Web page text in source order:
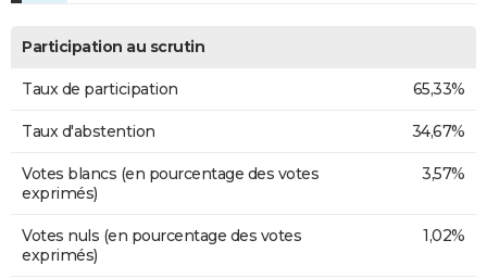
Participation au scrutin
Taux de participation 65,33%
Taux d'abstention 34,67%
Votes blancs (en pourcentage des votes
exprimés)
3,57%
Votes nuls (en pourcentage des votes
exprimés)
1,02%